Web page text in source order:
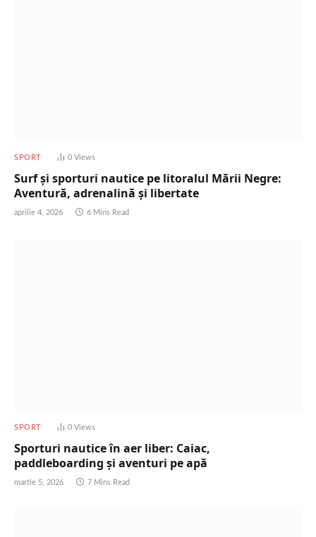
SPORT 0 Views
Surf și sporturi nautice pe litoralul Mării Negre:
Aventură, adrenalină și libertate
aprilie 4, 2026 6 Mins Read
SPORT 0 Views
Sporturi nautice în aer liber: Caiac,
paddleboarding și aventuri pe apă
martie 5, 2026 7 Mins Read